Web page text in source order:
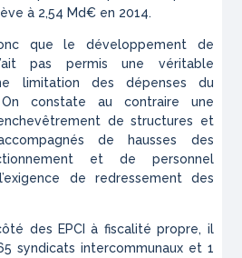
à 2,54 Md€ en 2014.
que le développement de
pas permis une véritable
limitation des dépenses du
constate au contraire une
de structures et
de hausses des
et de personnel
de redressement des
des EPCI à fiscalité propre, il
syndicats intercommunaux et 1